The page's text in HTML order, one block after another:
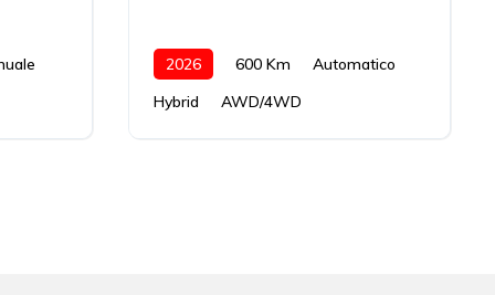
2026 600 Km
Automatico
Hybrid
AWD/4WD